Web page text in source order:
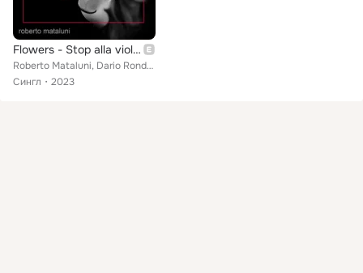
Flowers - Stop alla violenza sulle donne
Roberto Mataluni, Dario Rondanini
Сингл
2023